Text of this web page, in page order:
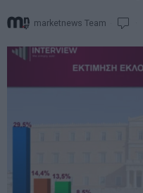
marketnews Team